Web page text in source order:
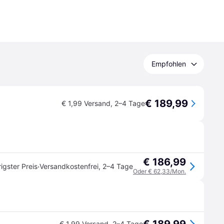
Empfohlen
€ 1,99 Versand, 2–4 Tage€ 189,99
Preis·Versandkostenfrei, 2–4 Tage € 186,99
Oder € 62,33/Mon.